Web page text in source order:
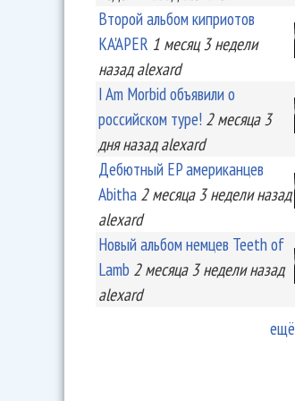
Второй альбом киприотов
KA'APER 1 месяц 3 недели
назад alexard
I Am Morbid объявили о
российском туре! 2 месяца 3
дняназад alexard
Дебютный EP американцев
Abitha 2 месяца 3 неделиназад
alexard
Новый альбом немцев Teeth of
Lamb 2 месяца 3 неделиназад
alexard
ещё